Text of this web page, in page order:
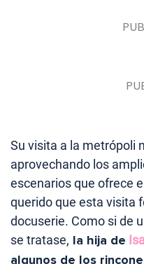
Su visita a la metrópoli
aprovechando los
escenarios que ofrece
querido que esta visita
docuserie. Como si de
se tratase, la hija de
algunos de los